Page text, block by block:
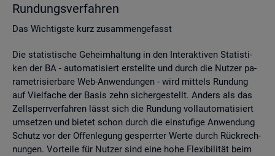
Run­dungs­ver­fah­ren
Das Wich­tigs­te kurz zu­sam­men­ge­fasst
Die sta­tis­ti­sche Ge­heim­hal­tung in den In­ter­ak­ti­ven Sta­tis­ti­
ken der BA - au­to­ma­ti­siert er­stell­te und durch die Nut­zer pa­
ra­me­tri­sier­ba­re Web-An­wen­dun­gen - wird mit­tels Run­dung
auf Viel­fa­che der Basis zehn si­cher­ge­stellt. An­ders als das
Zell­sperr­ver­fah­ren lässt sich die Run­dung voll­au­to­ma­ti­siert
um­set­zen und bie­tet schon durch die ein­stu­fi­ge An­wen­dung
Schutz vor der Of­fen­le­gung ge­sperr­ter Werte durch Rück­rech­
nun­gen. Vor­tei­le für Nut­zer sind eine hohe Fle­xi­bi­li­tät beim